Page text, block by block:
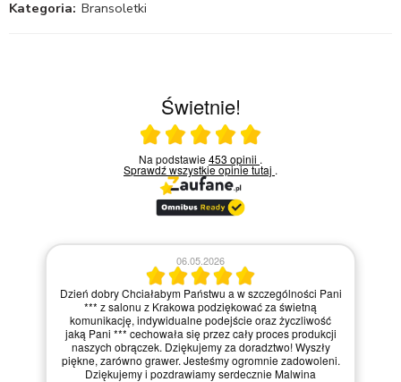
Kategoria: Bransoletki
Świetnie!
Ocena średnia 5 na 5
Na podstawie453 opinii .
Sprawdź wszystkie opinietutaj .
06.05.2026
Państwu a w szczególności Pani
podziękować za świetną
podejście oraz życzliwość
się przez cały proces produkcji
Dziękujemy za doradztwo! Wyszły
Jesteśmy ogromnie zadowoleni.
serdecznie Malwina
Fantastyczny salon